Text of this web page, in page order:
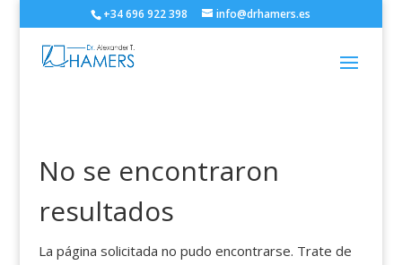
+34 696 922 398 info@drhamers.es
No se encontraron
resultados
La página solicitada no pudo encontrarse. Trate de